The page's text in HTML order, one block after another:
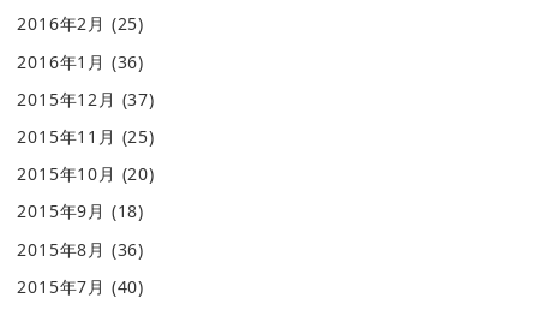
2016年2月 (25)
2016年1月 (36)
2015年12月 (37)
2015年11月 (25)
2015年10月 (20)
2015年9月 (18)
2015年8月 (36)
2015年7月 (40)